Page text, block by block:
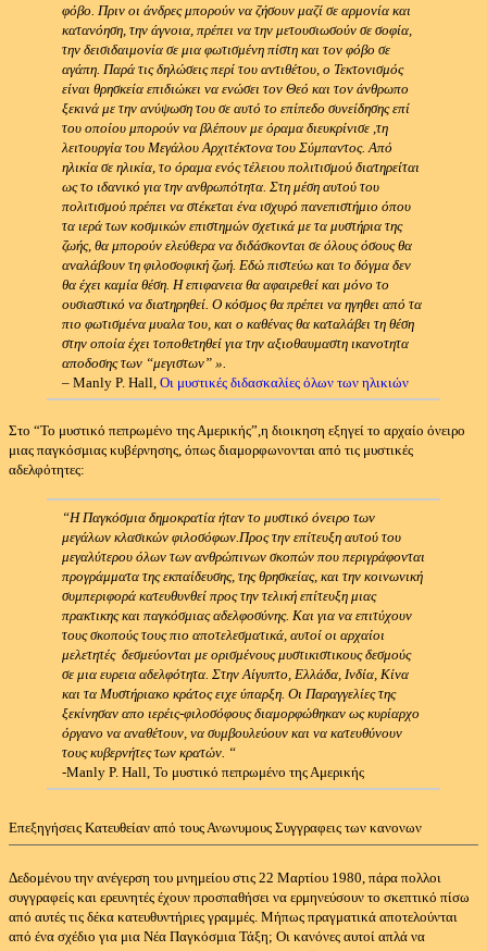
φόβο. Πριν οι άνδρες μπορούν να ζήσουν μαζί σε αρμονία και
κατανόηση, την άγνοια, πρέπει να την μετουσιωσούν σε σοφία,
την δεισιδαιμονία σε μια φωτισμένη πίστη και τον φόβο σε
αγάπη. Παρά τις δηλώσεις περί του αντιθέτου, ο Τεκτονισμός
είναι θρησκεία επιδιώκει να ενώσει τον Θεό και τον άνθρωπο
ξεκινά με την ανύψωση του σε αυτό το επίπεδο συνείδησης επί
του οποίου μπορούν να βλέπουν με όραμα διευκρίνισε ,τη
λειτουργία του Μεγάλου Αρχιτέκτονα του Σύμπαντος.Από
ηλικία σε ηλικία, το όραμα ενός τέλειου πολιτισμού διατηρείται
ως το ιδανικό για την ανθρωπότητα. Στη μέση αυτού του
πολιτισμού πρέπει να στέκεται ένα ισχυρό πανεπιστήμιο όπου
τα ιερά των κοσμικών επιστημών σχετικά με τα μυστήρια της
ζωής, θα μπορούν ελεύθερα να διδάσκονται σε όλους όσους θα
αναλάβουν τη φιλοσοφική ζωή. Εδώ πιστεύω και το δόγμα δεν
θα έχει καμία θέση. Η επιφανεια θα αφαιρεθεί και μόνο το
ουσιαστικό να διατηρηθεί. Ο κόσμος θα πρέπει να ηγηθει από τα
πιο φωτισμένα μυαλα του, και ο καθένας θα καταλάβει τη θέση
στην οποία έχει τοποθετηθεί για την αξιοθαυμαστη ικανοτητα
αποδοσης των “μεγιστων” ».
– Manly P. Hall, Οι μυστικές διδασκαλίες όλων των ηλικιών
Στο “Το μυστικό πεπρωμένο της Αμερικής”,η διοικηση εξηγεί το αρχαίο όνειρο
μιας παγκόσμιας κυβέρνησης, όπως διαμορφωνονται από τις μυστικές
αδελφότητες:
“Η Παγκόσμια δημοκρατία ήταν το μυστικό όνειρο των
μεγάλων κλασικών φιλοσόφων.Προς την επίτευξη αυτού του
μεγαλύτερου όλων των ανθρώπινων σκοπών που περιγράφονται
προγράμματα της εκπαίδευσης, της θρησκείας, και την κοινωνική
συμπεριφορά κατευθυνθεί προς την τελική επίτευξη μιας
πρακτικης και παγκόσμιας αδελφοσύνης. Και για να επιτύχουν
τους σκοπούς τους πιο αποτελεσματικά, αυτοί οι αρχαίοι
μελετητές δεσμεύονται με ορισμένους μυστικιστικους δεσμούς
σε μια ευρεια αδελφότητα. Στην Αίγυπτο, Ελλάδα, Ινδία, Κίνα
και τα Μυστήριακο κράτος ειχε ύπαρξη. Οι Παραγγελίες της
ξεκίνησαν απο ιερέις-φιλοσόφους διαμορφώθηκαν ως κυρίαρχο
όργανο να αναθέτουν, να συμβουλεύουν και να κατευθύνουν
τους κυβερνήτες των κρατών. “
-Manly P. Hall, Το μυστικό πεπρωμένο της Αμερικής
Επεξηγήσεις Κατευθείαν από τους Ανωνυμους Συγγραφεις των κανονων
Δεδομένου την ανέγερση του μνημείου στις 22 Μαρτίου 1980, πάρα πολλοι
συγγραφείς και ερευνητές έχουν προσπαθήσει να ερμηνεύσουν το σκεπτικό πίσω
από αυτές τις δέκα κατευθυντήριες γραμμές. Μήπως πραγματικά αποτελούνται
από ένα σχέδιο για μια Νέα Παγκόσμια Τάξη; Οι κανόνες αυτοί απλά να